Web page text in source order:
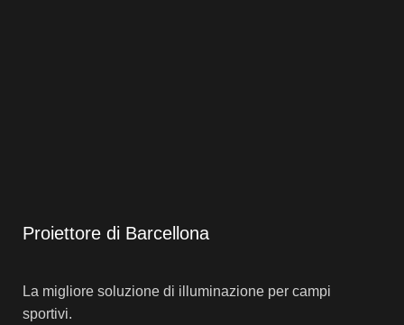
Proiettore di Barcellona
La migliore soluzione di illuminazione per campi
sportivi.